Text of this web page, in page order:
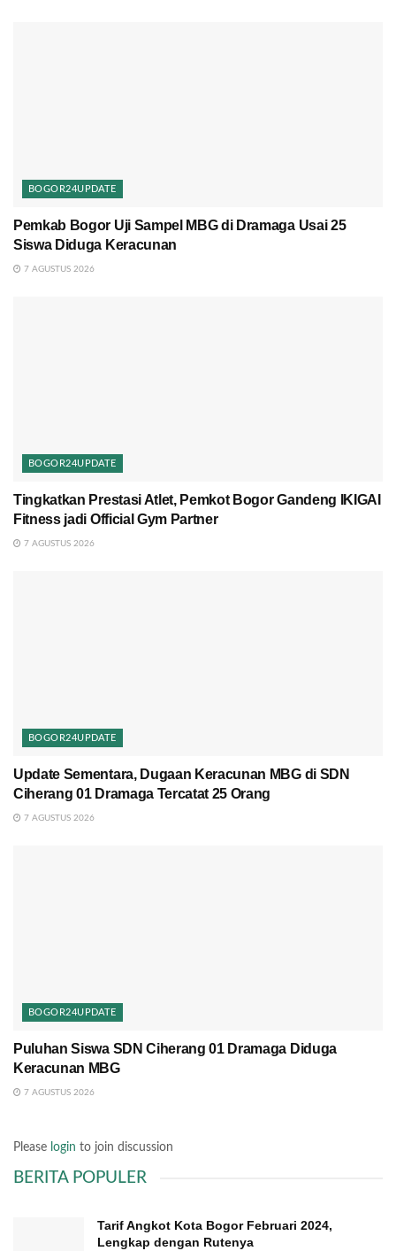
BOGOR24UPDATE
Pemkab Bogor Uji Sampel MBG di Dramaga Usai 25
Siswa Diduga Keracunan
7 AGUSTUS 2026
BOGOR24UPDATE
Tingkatkan Prestasi Atlet, Pemkot Bogor Gandeng IKIGAI
Fitness jadi Official Gym Partner
7 AGUSTUS 2026
BOGOR24UPDATE
Update Sementara, Dugaan Keracunan MBG di SDN
Ciherang 01 Dramaga Tercatat 25 Orang
7 AGUSTUS 2026
BOGOR24UPDATE
Puluhan Siswa SDN Ciherang 01 Dramaga Diduga
Keracunan MBG
7 AGUSTUS 2026
Please login to join discussion
BERITA POPULER
Tarif Angkot Kota Bogor Februari 2024,
Lengkap dengan Rutenya